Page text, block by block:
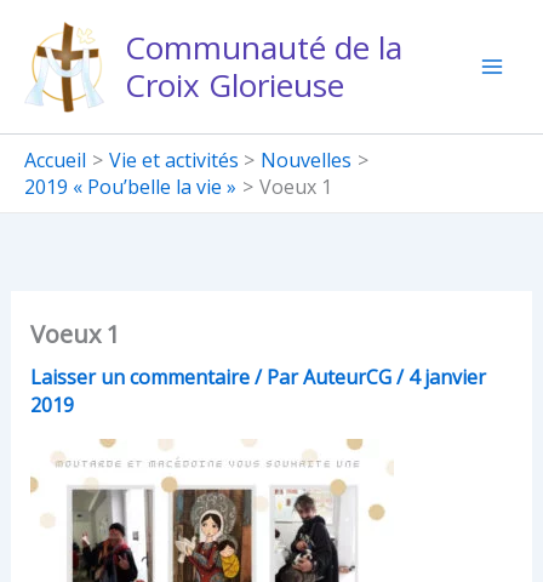
contenu
Communauté de la
Croix Glorieuse
Accueil Vie et activités
Nouvelles
2019 « Pou’belle la vie »
Voeux 1
Voeux 1
Laisser un commentaire/ ParAuteurCG/4 janvier
2019